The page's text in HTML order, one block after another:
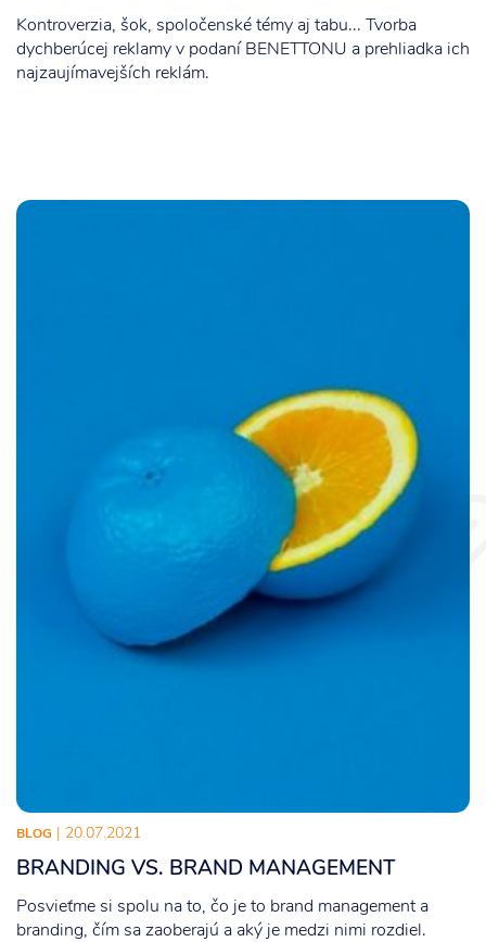
Kontroverzia, šok, spoločenské témy aj tabu... Tvorba
dychberúcej reklamy v podaní BENETTONU a prehliadka ich
najzaujímavejších reklám.
BLOG | 20.07.2021
BRANDING VS. BRAND MANAGEMENT
Posvieťme si spolu na to, čo je to brand management a
branding, čím sa zaoberajú a aký je medzi nimi rozdiel.